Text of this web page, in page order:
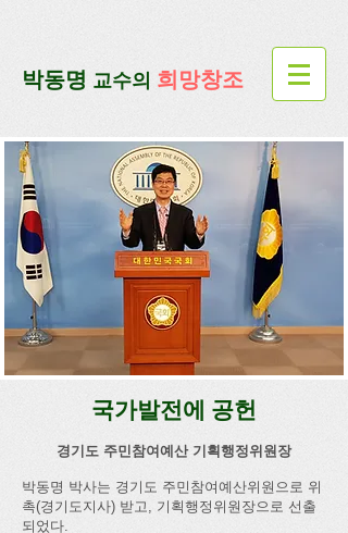
​박동명 교수의 희망창조
국가발전에 공헌
경기도 주민참여예산 기획행정위원장​
박동명 박사는 경기도 주민참여예산위원으로 위
촉(경기도지사) 받고, 기획행정위원장으로 선출
되었다.